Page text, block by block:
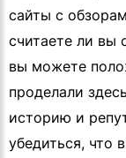
сайты с
считаете ли вы
вы можете
проделали
историю и
убедиться, что